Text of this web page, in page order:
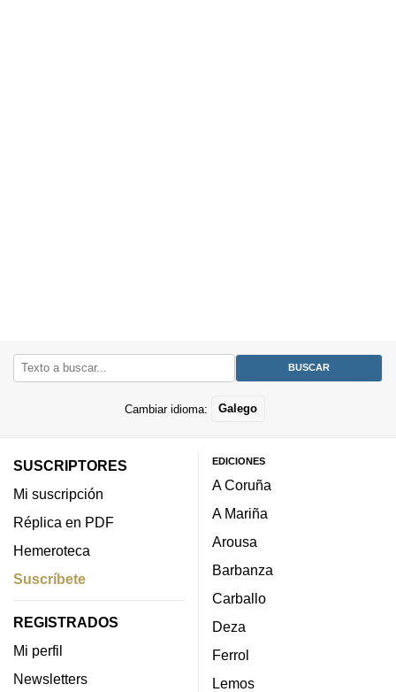
Cambiar idioma: Galego
SUSCRIPTORES
Mi suscripción
Réplica en PDF
Hemeroteca
Suscríbete
REGISTRADOS
Mi perfil
Newsletters
EDICIONES
A Coruña
A Mariña
Arousa
Barbanza
Carballo
Deza
Ferrol
Lemos